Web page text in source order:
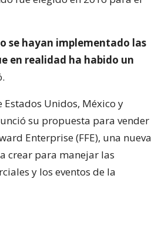
se hayan implementado las
en realidad ha habido un
Unidos, México y
su propuesta para vender
Enterprise (FFE), una nueva
crear para manejar las
y los eventos de la